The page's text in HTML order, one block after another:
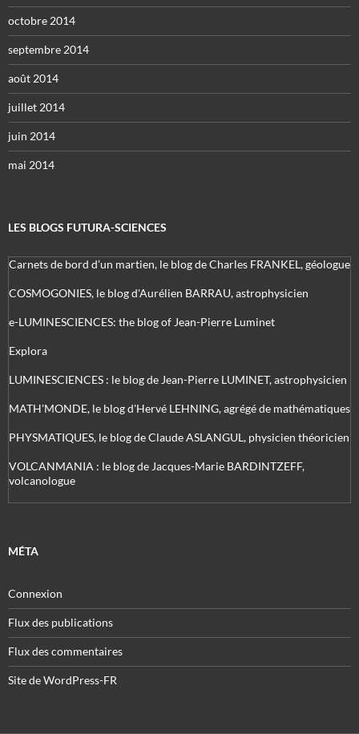
octobre 2014
septembre 2014
août 2014
juillet 2014
juin 2014
mai 2014
LES BLOGS FUTURA-SCIENCES
Carnets de bord d’un martien, le blog de Charles FRANKEL, géologue
COSMOGONIES, le blog d'Aurélien BARRAU, astrophysicien
e-LUMINESCIENCES: the blog of Jean-Pierre Luminet
Explora
LUMINESCIENCES : le blog de Jean-Pierre LUMINET, astrophysicien
MATH'MONDE, le blog d'Hervé LEHNING, agrégé de mathématiques
PHYSMATIQUES, le blog de Claude ASLANGUL, physicien théoricien
VOLCANMANIA : le blog de Jacques-Marie BARDINTZEFF,
volcanologue
MÉTA
Connexion
Flux des publications
Flux des commentaires
Site de WordPress-FR